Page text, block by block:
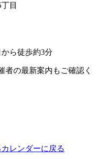
目
ら徒歩約3分
の最新案内もご確認く
カレンダーに戻る